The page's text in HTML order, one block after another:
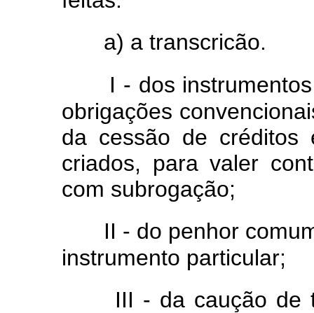
a) a transcricão.
I - dos
obrigações
da cessão de
criados, para valer
com subrogação;
II - do penhor
instrumento particular;
III - da caução de